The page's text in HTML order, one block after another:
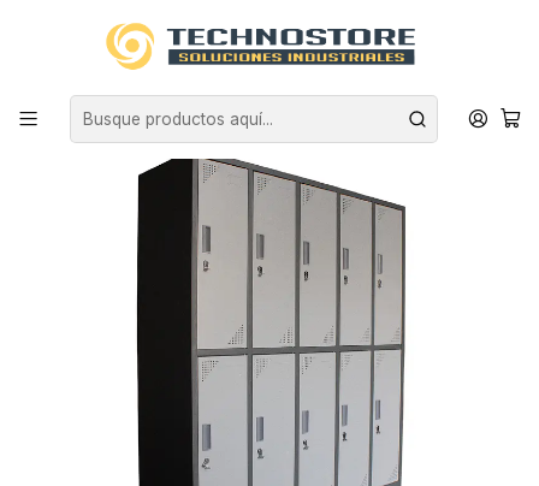
EQUIPAMIENTO INDUSTRIAL
LOCKERS COMERCIALES
LOCKER METÁLICO ACERO 2 CUERPOS 10 CASILLEROS